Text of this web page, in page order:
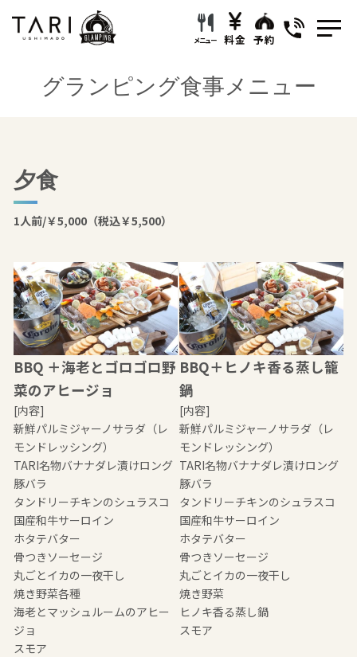
メニュー 料金 予約
泊まっTARI
くつろいTARI
注意事項
Access
お問い合わせ
山側TARI
会社概要
プライバシーポリシー
グランピング食事メニュー
夕食
1人前/￥5,000（税込￥5,500）
BBQ ＋海老とゴロゴロ野
菜のアヒージョ
[内容]
新鮮パルミジャーノサラダ（レ
モンドレッシング）
TARI名物バナナダレ漬けロング
豚バラ
タンドリーチキンのシュラスコ
国産和牛サーロイン
ホタテバター
骨つきソーセージ
丸ごとイカの一夜干し
焼き野菜各種
海老とマッシュルームのアヒー
ジョ
スモア
BBQ＋ヒノキ香る蒸し籠
鍋
[内容]
新鮮パルミジャーノサラダ（レ
モンドレッシング）
TARI名物バナナダレ漬けロング
豚バラ
タンドリーチキンのシュラスコ
国産和牛サーロイン
ホタテバター
骨つきソーセージ
丸ごとイカの一夜干し
焼き野菜
ヒノキ香る蒸し鍋
スモア